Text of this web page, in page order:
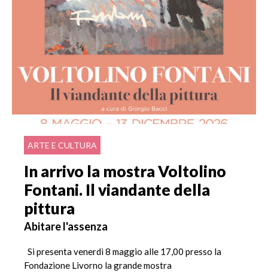
ARTE E CULTURA
In arrivo la mostra Voltolino
Fontani. Il viandante della
pittura
Abitare l'assenza
Si presenta venerdì 8 maggio alle 17,00 presso la
Fondazione Livorno la grande mostra